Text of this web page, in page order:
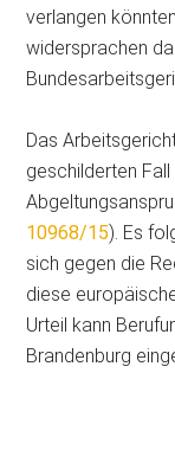
verlangen
widersprachen
Das
geschilderten
10968/15). Es
sich gegen die
diese
Urteil kann
Brandenburg